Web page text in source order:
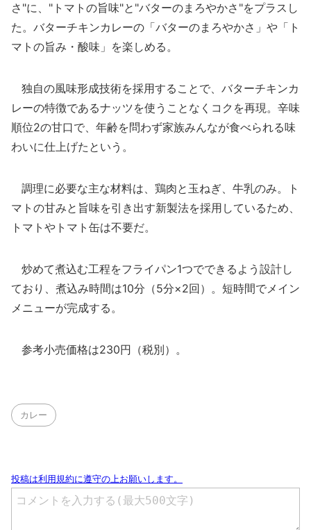
さ"に、"トマトの旨味"と"バターのまろやかさ"をプラスし
た。バターチキンカレーの「バターのまろやかさ」や「ト
マトの旨み・酸味」を楽しめる。
独自の風味形成技術を採用することで、バターチキンカ
レーの特徴であるナッツを使うことなくコクを再現。辛味
順位2の甘口で、年齢を問わず家族みんなが食べられる味
わいに仕上げたという。
調理に必要な主な材料は、鶏肉と玉ねぎ、牛乳のみ。ト
マトの甘みと旨味を引き出す新製法を採用しているため、
トマトやトマト缶は不要だ。
炒めて煮込む工程をフライパン1つでできるよう設計し
ており、煮込み時間は10分（5分×2回）。短時間でメイン
メニューが完成する。
参考小売価格は230円（税別）。
カレー